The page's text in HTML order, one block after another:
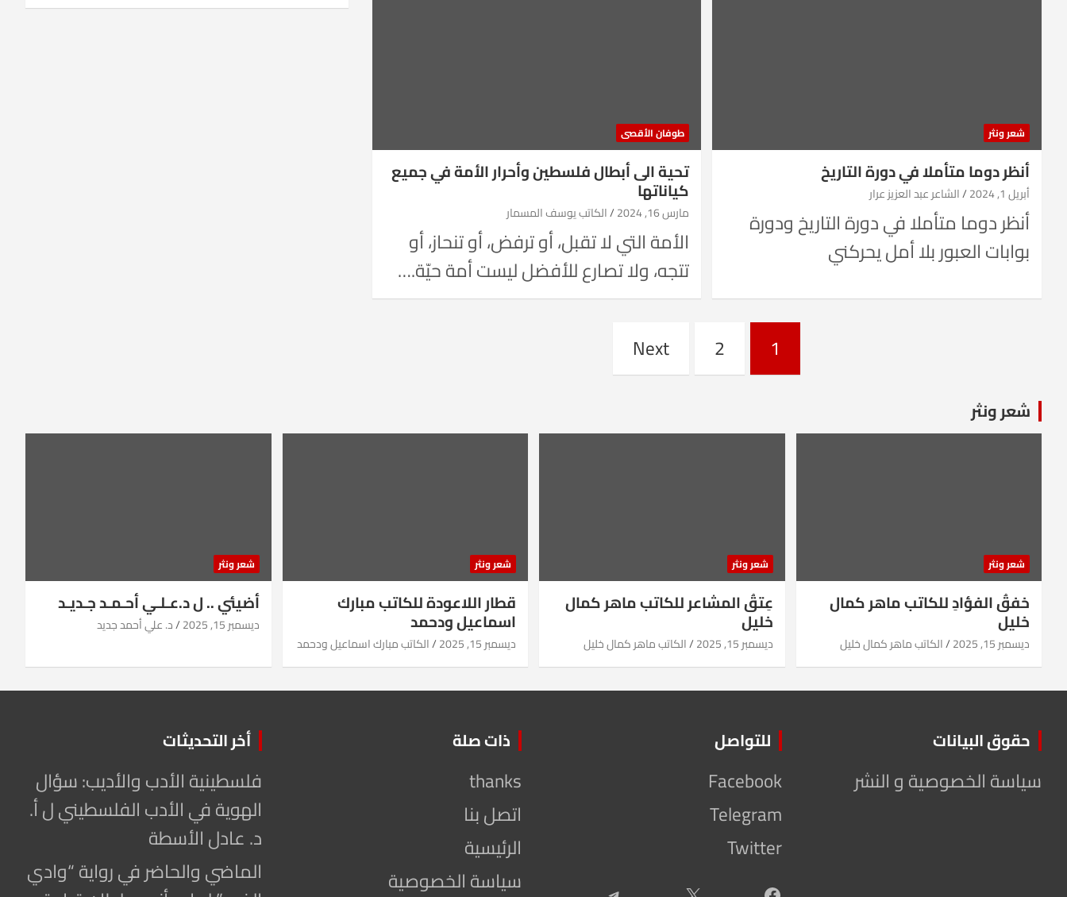
شعر ونثر
أنظر دوما متأملا في دورة التاريخ
أبريل 1, 2024 الشاعر عبد العزيز عرار
أنظر دوما متأملا في دورة التاريخ ودورة
بوابات العبور بلا أمل يحركني
طوفان الأقصى
تحية الى أبطال فلسطين وأحرار الأمة في جميع
كياناتها
مارس 16, 2024 الكاتب يوسف المسمار
الأمة التي لا تقبل، أو ترفض، أو تنحاز، أو
تتجه، ولا تصارع للأفضل ليست أمة حيّة.…
1
2
Next
شعر ونثر
شعر ونثر
خفقُ الفؤادِ للكاتب ماهر كمال
خليل
ديسمبر 15, 2025 الكاتب ماهر كمال خليل
شعر ونثر
عِتقُ المشاعر للكاتب ماهر كمال
خليل
ديسمبر 15, 2025 الكاتب ماهر كمال خليل
شعر ونثر
قطار اللاعودة للكاتب مبارك
اسماعيل ودحمد
ديسمبر 15, 2025 الكاتب مبارك اسماعيل ودحمد
شعر ونثر
أضيئي .. ل د.عـلـي أحـمـد جـديـد
ديسمبر 15, 2025 د. علي أحمد جديد
حقوق البيانات
سياسة الخصوصية و النشر
للتواصل
Facebook
Telegram
Twitter
ذات صلة
thanks
اتصل بنا
الرئيسية
سياسة الخصوصية
أخر التحديثات
فلسطينية الأدب والأديب: سؤال
الهوية في الأدب الفلسطيني ل أ.
د. عادل الأسطة
الماضي والحاضر في رواية “وادي